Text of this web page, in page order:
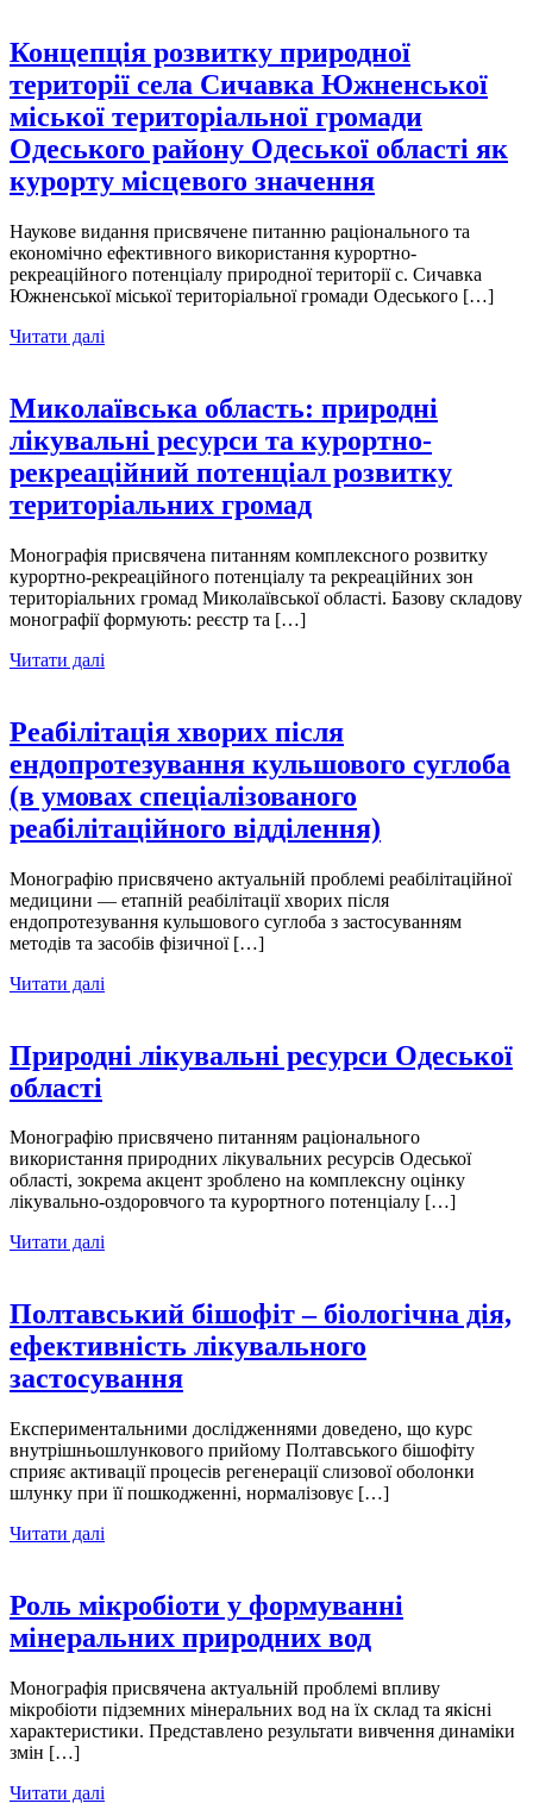
Концепція розвитку природної
території села Сичавка Южненської
міської територіальної громади
Одеського району Одеської області як
курорту місцевого значення
Наукове видання присвячене питанню раціонального та
економічно ефективного використання курортно-
рекреаційного потенціалу природної території с. Сичавка
Южненської міської територіальної громади Одеського […]
Читати далі
Миколаївська область: природні
лікувальні ресурси та курортно-
рекреаційний потенціал розвитку
територіальних громад
Монографія присвячена питанням комплексного розвитку
курортно-рекреаційного потенціалу та рекреаційних зон
територіальних громад Миколаївської області. Базову складову
монографії формують: реєстр та […]
Читати далі
Реабілітація хворих після
ендопротезування кульшового суглоба
(в умовах спеціалізованого
реабілітаційного відділення)
Монографію присвячено актуальній проблемі реабілітаційної
медицини — етапній реабілітації хворих після
ендопротезування кульшового суглоба з застосуванням
методів та засобів фізичної […]
Читати далі
Природні лікувальні ресурси Одеської
області
Монографію присвячено питанням раціонального
використання природних лікувальних ресурсів Одеської
області, зокрема акцент зроблено на комплексну оцінку
лікувально-оздоровчого та курортного потенціалу […]
Читати далі
Полтавський бішофіт – біологічна дія,
ефективність лікувального
застосування
Експериментальними дослідженнями доведено, що курс
внутрішньошлункового прийому Полтавського бішофіту
сприяє активації процесів регенерації слизової оболонки
шлунку при її пошкодженні, нормалізовує […]
Читати далі
Роль мікробіоти у формуванні
мінеральних природних вод
Монографія присвячена актуальній проблемі впливу
мікробіоти підземних мінеральних вод на їх склад та якісні
характеристики. Представлено результати вивчення динаміки
змін […]
Читати далі